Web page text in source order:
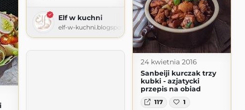
Elf w kuchni
elf-w-kuchni.blogspot.com
24 kwietnia 2016
Sanbeiji kurczak trzy
kubki - azjatycki
przepis na obiad
117 1